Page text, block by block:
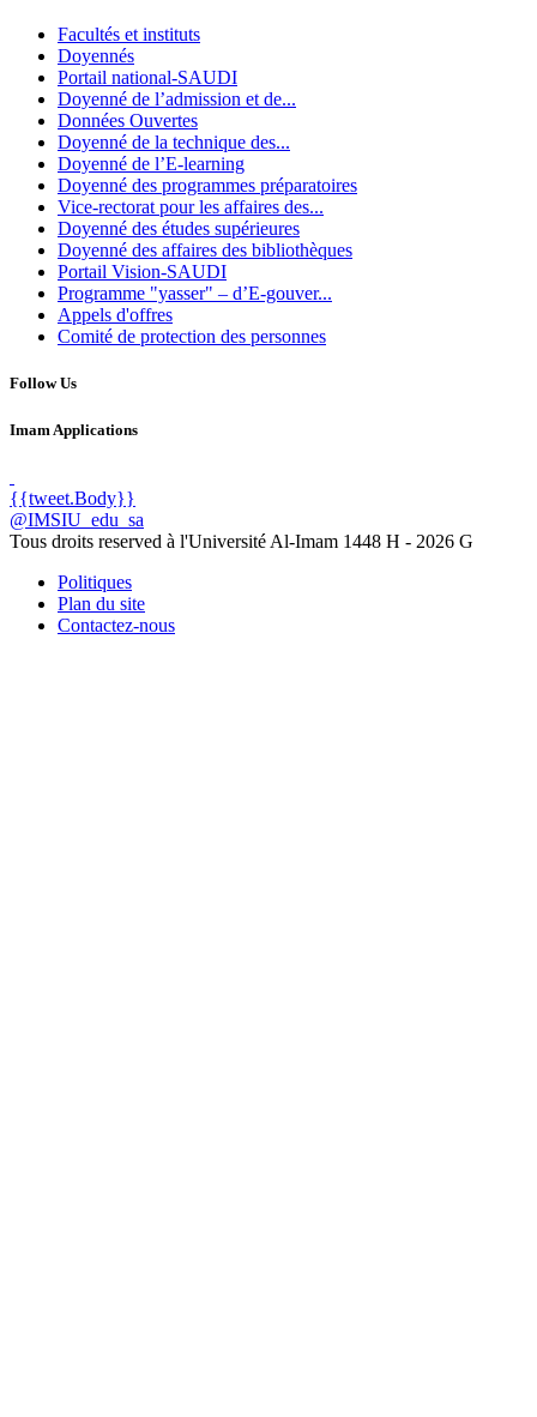
Facultés et instituts
Doyennés
Portail national-SAUDI
Doyenné de l’admission et de...
Données Ouvertes
Doyenné de la technique des...
Doyenné de l’E-learning
Doyenné des programmes préparatoires
Vice-rectorat pour les affaires des...
Doyenné des études supérieures
Doyenné des affaires des bibliothèques
Portail Vision-SAUDI
Programme "yasser" – d’E-gouver...
Appels d'offres
Comité de protection des personnes
Follow Us
Imam Applications
{{tweet.Body}}
@IMSIU_edu_sa
Tous droits reserved à l'Université Al-Imam 1448 H - 2026 G
Politiques
Plan du site
Contactez-nous